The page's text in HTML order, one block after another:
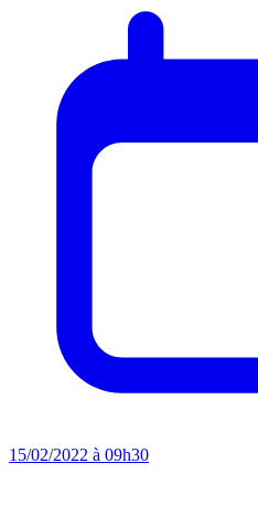
15/02/2022 à 09h30